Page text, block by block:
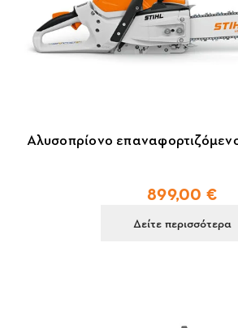
Αλυσοπρίονο
899,00 €
Δείτε περισσότερα